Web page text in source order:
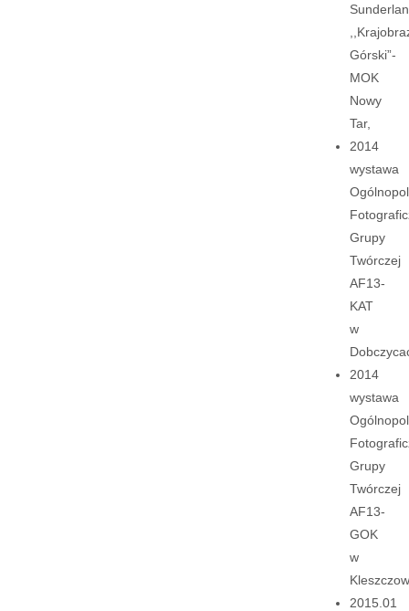
Górski”-
MOK
Nowy
Tar,
2014
wystawa
Grupy
Twórczej
AF13-
KAT
w
2014
wystawa
Grupy
Twórczej
AF13-
GOK
w
2015.01